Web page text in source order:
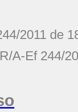
2011 de
R/A-Ef 244/